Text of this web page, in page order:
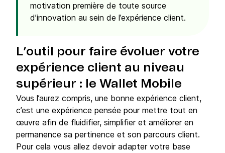
motivation première de toute source
d’innovation au sein de l’expérience client.
L’outil pour faire évoluer votre
expérience client au niveau
supérieur : le Wallet Mobile
Vous l’aurez compris, une bonne expérience client,
c’est une expérience pensée pour mettre tout en
œuvre afin de fluidifier, simplifier et améliorer en
permanence sa pertinence et son parcours client.
Pour cela vous allez devoir adapter votre base